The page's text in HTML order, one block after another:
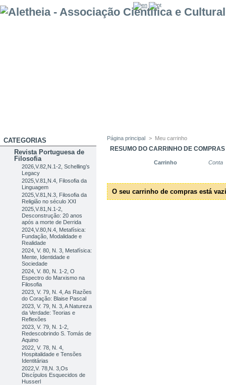
CATEGORIAS
Revista Portuguesa de
Filosofia
2026,V.82,N.1-2, Schelling’s
Legacy
2025,V.81,N.4, Filosofia da
Linguagem
2025,V.81,N.3, Filosofia da
Religião no século XXI
2025,V.81,N.1-2,
Desconstrução: 20 anos
após a morte de Derrida
2024,V.80,N.4, Metafísica:
Fundação, Modalidade e
Realidade
2024, V. 80, N. 3, Metafísica:
Mente, Identidade e
Sociedade
2024, V. 80, N. 1-2, O
Espectro do Marxismo na
Filosofia
2023, V. 79, N. 4, As Razões
do Coração: Blaise Pascal
2023, V. 79, N. 3, A Natureza
da Verdade: Teorias e
Reflexões
2023, V. 79, N. 1-2,
Redescobrindo S. Tomás de
Aquino
2022, V. 78, N. 4,
Hospitalidade e Tensões
Identitárias
2022,V. 78,N. 3,Os
Discípulos Esquecidos de
Husserl
Página principal > Meu carrinho
RESUMO DO CARRINHO DE COMPRAS
Carrinho Conta
O seu carrinho de compras está